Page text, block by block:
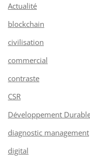
Actualité
blockchain
civilisation
commercial
contraste
CSR
Développement
diagnostic management
digital